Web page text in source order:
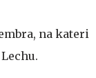
na kateri